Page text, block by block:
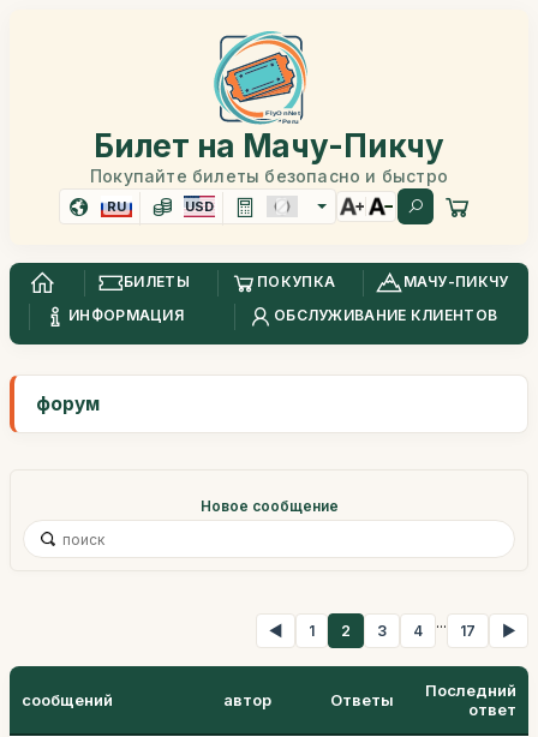
Билет на Мачу-Пикчу
Покупайте билеты безопасно и быстро
RU USD
БИЛЕТЫ ПОКУПКА
МАЧУ-ПИКЧУ
ИНФОРМАЦИЯ
ОБСЛУЖИВАНИЕ КЛИЕНТОВ
форум
Новое сообщение
◀ 1 2 3 4 ... 17 ▶
сообщений автор Ответы
Последний
ответ